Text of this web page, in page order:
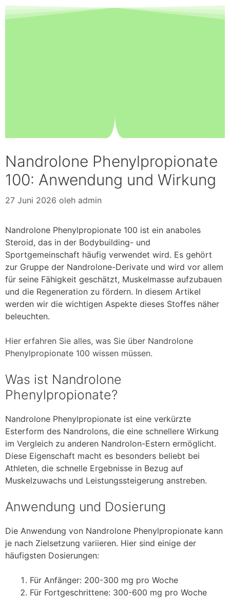
Nandrolone Phenylpropionate
100: Anwendung und Wirkung
27 Juni 2026 oleh admin
Nandrolone Phenylpropionate 100 ist ein anaboles
Steroid, das in der Bodybuilding- und
Sportgemeinschaft häufig verwendet wird. Es gehört
zur Gruppe der Nandrolone-Derivate und wird vor allem
für seine Fähigkeit geschätzt, Muskelmasse aufzubauen
und die Regeneration zu fördern. In diesem Artikel
werden wir die wichtigen Aspekte dieses Stoffes näher
beleuchten.
Hier erfahren Sie alles, was Sie über Nandrolone
Phenylpropionate 100 wissen müssen.
Was ist Nandrolone
Phenylpropionate?
Nandrolone Phenylpropionate ist eine verkürzte
Esterform des Nandrolons, die eine schnellere Wirkung
im Vergleich zu anderen Nandrolon-Estern ermöglicht.
Diese Eigenschaft macht es besonders beliebt bei
Athleten, die schnelle Ergebnisse in Bezug auf
Muskelzuwachs und Leistungssteigerung anstreben.
Anwendung und Dosierung
Die Anwendung von Nandrolone Phenylpropionate kann
je nach Zielsetzung variieren. Hier sind einige der
häufigsten Dosierungen:
Für Anfänger: 200-300 mg pro Woche
Für Fortgeschrittene: 300-600 mg pro Woche